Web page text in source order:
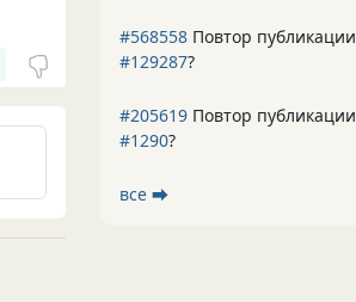
#568558 Повтор публикации
#129287?
#205619 Повтор публикации
#1290?
все ⮕